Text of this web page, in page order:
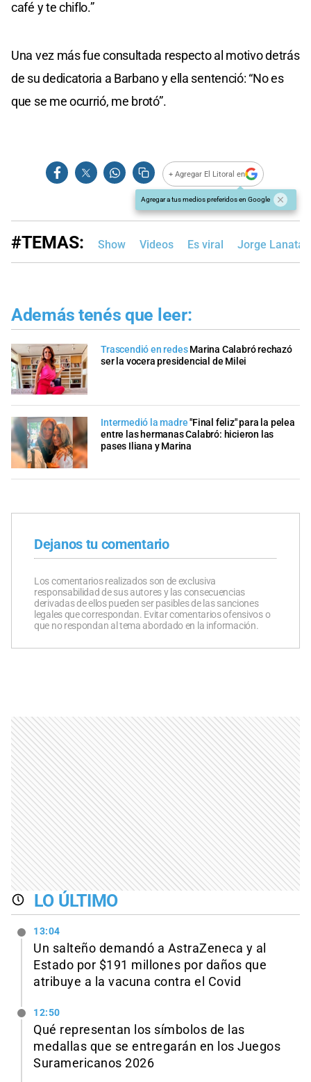
café y te chiflo.”
Una vez más fue consultada respecto al motivo detrás
de su dedicatoria a Barbano y ella sentenció: “No es
que se me ocurrió, me brotó”.
+ Agregar El Litoral en
Agregar a tus medios preferidos en Google
#TEMAS: Show Videos Es viral Jorge Lanata
Además tenés que leer:
Trascendió en redes Marina Calabró rechazó
ser la vocera presidencial de Milei
Intermedió la madre"Final feliz" para la pelea
entre las hermanas Calabró: hicieron las
pases Iliana y Marina
Dejanos tu comentario
Los comentarios realizados son de exclusiva
responsabilidad de sus autores y las consecuencias
derivadas de ellos pueden ser pasibles de las sanciones
legales que correspondan. Evitar comentarios ofensivos o
que no respondan al tema abordado en la información.
LO ÚLTIMO
13:04
Un salteño demandó a AstraZeneca y al
Estado por $191 millones por daños que
atribuye a la vacuna contra el Covid
12:50
Qué representan los símbolos de las
medallas que se entregarán en los Juegos
Suramericanos 2026